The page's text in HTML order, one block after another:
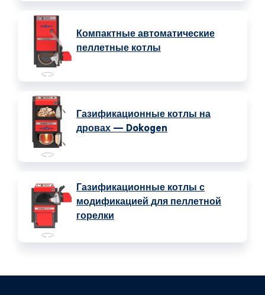
Компактные автоматические
пеллетные котлы
Газификационные котлы на
дровах — Dokogen
Газификационные котлы с
модификацией для пеллетной
горелки